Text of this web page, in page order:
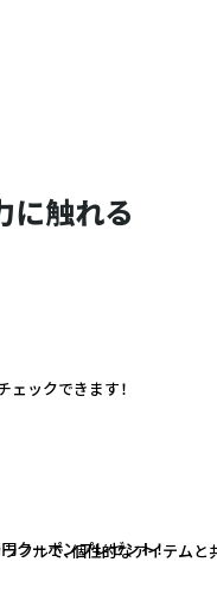
に触れる
フルで、個性的なアイテム
ェックできます！
クーポンプレゼント！